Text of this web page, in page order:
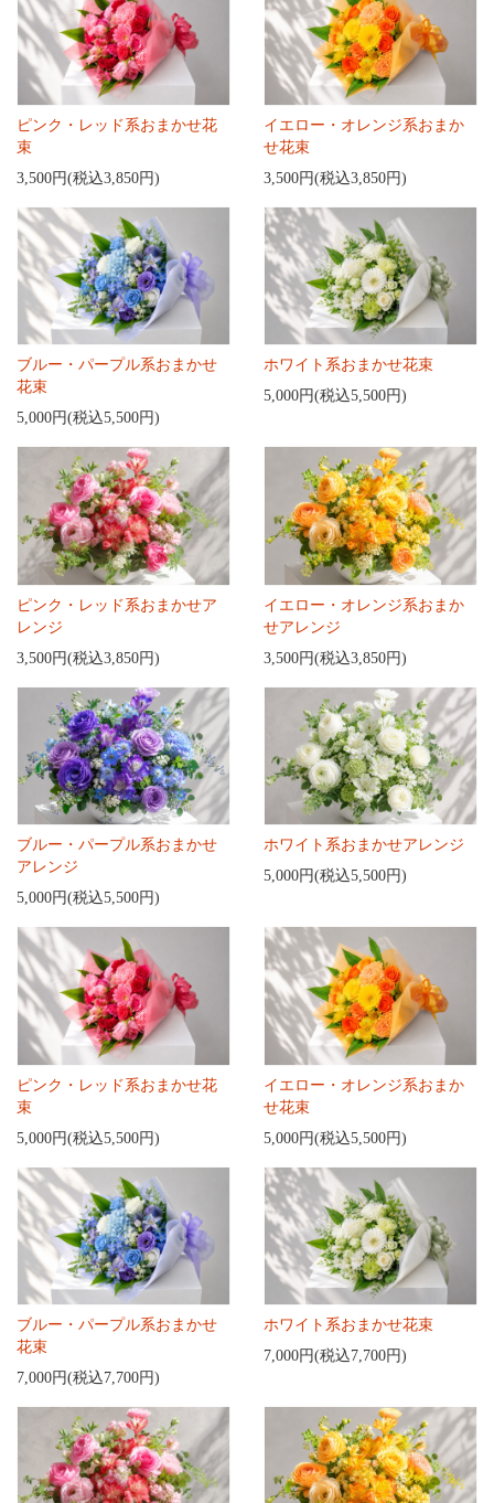
ピンク・レッド系おまかせ花
束
3,500円(税込3,850円)
イエロー・オレンジ系おまか
せ花束
3,500円(税込3,850円)
ブルー・パープル系おまかせ
花束
5,000円(税込5,500円)
ホワイト系おまかせ花束
5,000円(税込5,500円)
ピンク・レッド系おまかせア
レンジ
3,500円(税込3,850円)
イエロー・オレンジ系おまか
せアレンジ
3,500円(税込3,850円)
ブルー・パープル系おまかせ
アレンジ
5,000円(税込5,500円)
ホワイト系おまかせアレンジ
5,000円(税込5,500円)
ピンク・レッド系おまかせ花
束
5,000円(税込5,500円)
イエロー・オレンジ系おまか
せ花束
5,000円(税込5,500円)
ブルー・パープル系おまかせ
花束
7,000円(税込7,700円)
ホワイト系おまかせ花束
7,000円(税込7,700円)